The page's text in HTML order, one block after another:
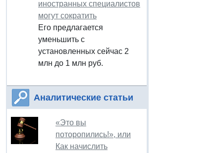
иностранных специалистов
могут сократить
Его предлагается
уменьшить с
установленных сейчас 2
млн до 1 млн руб.
Аналитические статьи
«Это вы
поторопились!», или
Как начислить